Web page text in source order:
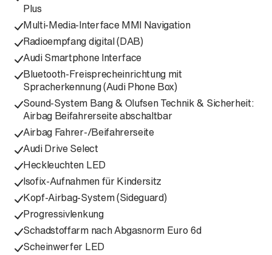
Plus
Multi-Media-Interface MMI Navigation
Radioempfang digital (DAB)
Audi Smartphone Interface
Bluetooth-Freisprecheinrichtung mit
Spracherkennung (Audi Phone Box)
Sound-System Bang & Olufsen Technik & Sicherheit:
Airbag Beifahrerseite abschaltbar
Airbag Fahrer-/Beifahrerseite
Audi Drive Select
Heckleuchten LED
Isofix-Aufnahmen für Kindersitz
Kopf-Airbag-System (Sideguard)
Progressivlenkung
Schadstoffarm nach Abgasnorm Euro 6d
Scheinwerfer LED